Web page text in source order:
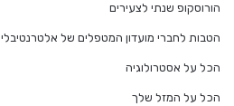
הורוסקופ שנתי לצעירים
הטבות לחברי מועדון המטפלים של אלטרנטיבלי
הכל על אסטרולוגיה
הכל על המזל שלך